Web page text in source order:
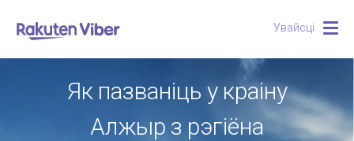
Увайсці
Як пазваніць у краіну
Алжыр з рэгіёна